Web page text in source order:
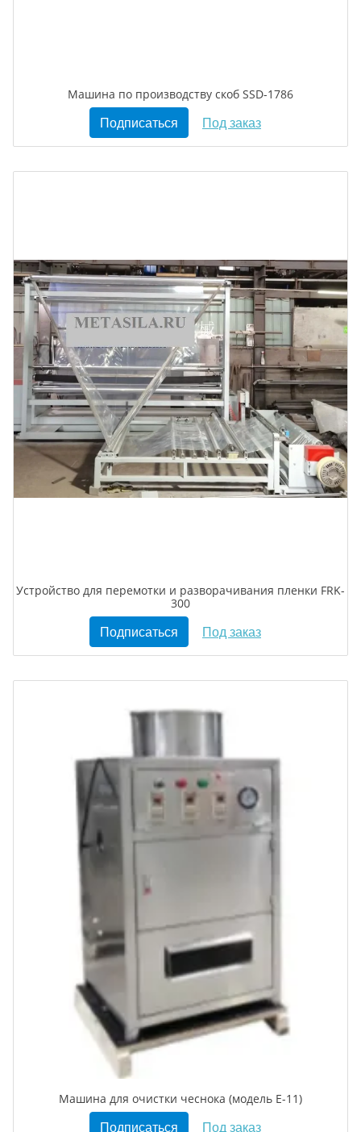
Машина по производству скоб SSD-1786
Подписаться Под заказ
Устройство для перемотки и разворачивания пленки FRK-
300
Подписаться Под заказ
Машина для очистки чеснока (модель E-11)
Подписаться Под заказ